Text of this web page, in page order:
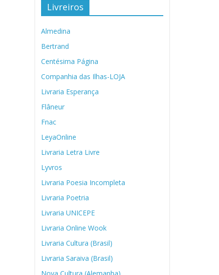
Livreiros
Almedina
Bertrand
Centésima Página
Companhia das Ilhas-LOJA
Livraria Esperança
Flâneur
Fnac
LeyaOnline
Livraria Letra Livre
Lyvros
Livraria Poesia Incompleta
Livraria Poetria
Livraria UNICEPE
Livraria Online Wook
Livraria Cultura (Brasil)
Livraria Saraiva (Brasil)